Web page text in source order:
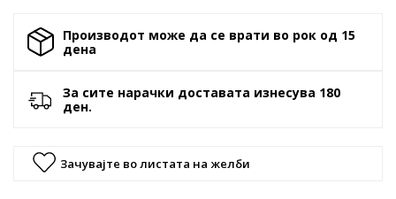
Производот може да се врати во рок од 15
денa
За сите нарачки доставата изнесува 180
ден.
Зачувајте во листата на желби